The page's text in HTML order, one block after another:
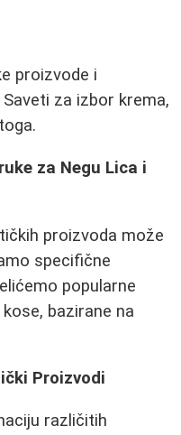
proizvode i
za izbor krema,
za Negu Lica i
proizvoda može
specifične
popularne
bazirane na
Proizvodi
različitih